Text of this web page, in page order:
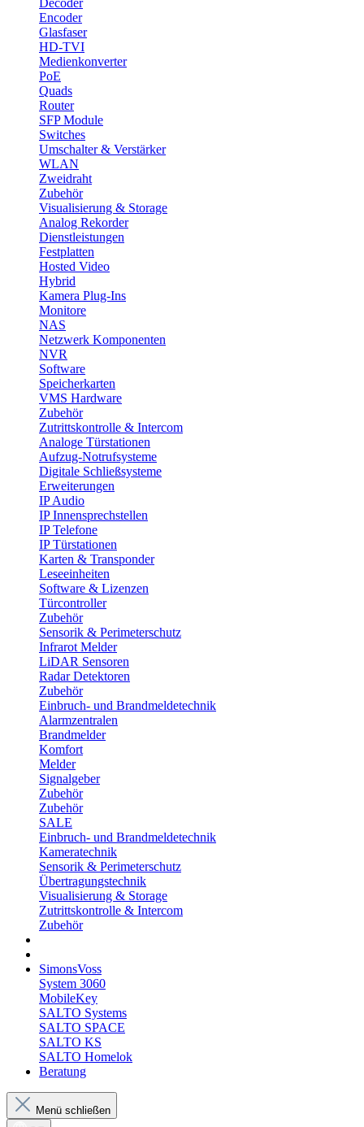
Encoder
Glasfaser
HD-TVI
Medienkonverter
PoE
Quads
Router
SFP Module
Switches
Umschalter & Verstärker
WLAN
Zweidraht
Zubehör
Visualisierung & Storage
Analog Rekorder
Dienstleistungen
Festplatten
Hosted Video
Hybrid
Kamera Plug-Ins
Monitore
NAS
Netzwerk Komponenten
NVR
Software
Speicherkarten
VMS Hardware
Zubehör
Zutrittskontrolle & Intercom
Analoge Türstationen
Aufzug-Notrufsysteme
Digitale Schließsysteme
Erweiterungen
IP Audio
IP Innensprechstellen
IP Telefone
IP Türstationen
Karten & Transponder
Leseeinheiten
Software & Lizenzen
Türcontroller
Zubehör
Sensorik & Perimeterschutz
Infrarot Melder
LiDAR Sensoren
Radar Detektoren
Zubehör
Einbruch- und Brandmeldetechnik
Alarmzentralen
Brandmelder
Komfort
Melder
Signalgeber
Zubehör
Zubehör
SALE
Einbruch- und Brandmeldetechnik
Kameratechnik
Sensorik & Perimeterschutz
Übertragungstechnik
Visualisierung & Storage
Zutrittskontrolle & Intercom
Zubehör
SimonsVoss
System 3060
MobileKey
SALTO Systems
SALTO SPACE
SALTO KS
SALTO Homelok
Beratung
Menü schließen